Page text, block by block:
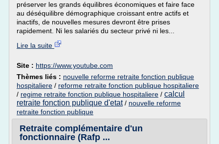
préserver les grands équilibres économiques et faire face
au déséquilibre démographique croissant entre actifs et
inactifs, de nouvelles mesures devront être prises
rapidement. Ni les salariés du secteur privé ni les...
Lire la suite
Site : https://www.youtube.com
Thèmes liés : nouvelle reforme retraite fonction publique
hospitaliere / reforme retraite fonction publique hospitaliere
/ regime retraite fonction publique hospitaliere / calcul
retraite fonction publique d'etat/ nouvelle reforme
retraite fonction publique
Retraite complémentaire d'un
fonctionnaire (Rafp ...